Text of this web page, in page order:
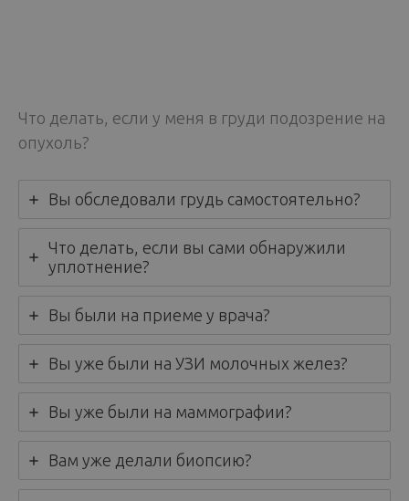
Что делать, если у меня в груди подозрение на
опухоль?
Вы обследовали грудь самостоятельно?
Что делать, если вы сами обнаружили
уплотнение?
Вы были на приеме у врача?
Вы уже были на УЗИ молочных желез?
Вы уже были на маммографии?
Вам уже делали биопсию?